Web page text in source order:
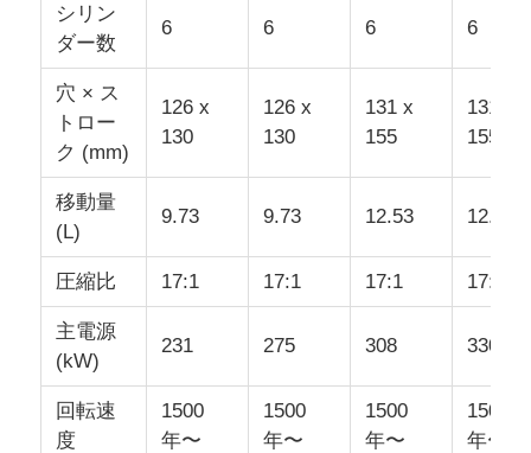
シリン
ダー数
6 6 6 6
穴 × ス
トロー
ク (mm)
126 x
130
126 x
130
131 x
155
131 x
155
移動量
(L)
9.73 9.73 12.53 12.53
圧縮比 17:1 17:1 17:1 17:1
主電源
(kW)
231 275 308 330
回転速
度
1500
年〜
1500
年〜
1500
年〜
1500
年〜